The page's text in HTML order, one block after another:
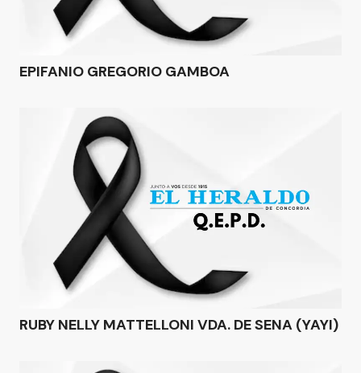
EPIFANIO GREGORIO GAMBOA
RUBY NELLY MATTELLONI VDA. DE SENA (YAYI)